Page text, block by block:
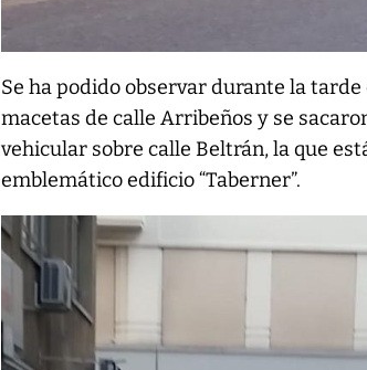
Se ha podido observar durante la
macetas de calle Arribeños y se
vehicular sobre calle Beltrán, la que
emblemático edificio “Taberner”.